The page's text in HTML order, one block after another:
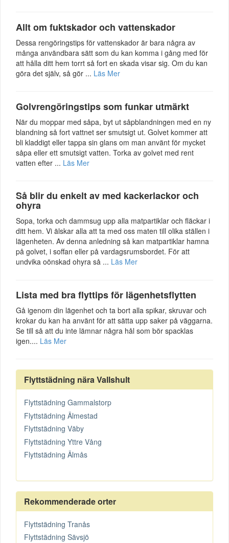
Allt om fuktskador och vattenskador
Dessa rengöringstips för vattenskador är bara några av
många användbara sätt som du kan komma i gång med för
att hålla ditt hem torrt så fort en skada visar sig. Om du kan
göra det själv, så gör ... Läs Mer
Golvrengöringstips som funkar utmärkt
När du moppar med såpa, byt ut såpblandningen med en ny
blandning så fort vattnet ser smutsigt ut. Golvet kommer att
bli kladdigt eller tappa sin glans om man använt för mycket
såpa eller ett smutsigt vatten. Torka av golvet med rent
vatten efter ... Läs Mer
Så blir du enkelt av med kackerlackor och
ohyra
Sopa, torka och dammsug upp alla matpartiklar och fläckar i
ditt hem. Vi älskar alla att ta med oss maten till olika ställen i
lägenheten. Av denna anledning så kan matpartiklar hamna
på golvet, i soffan eller på vardagsrumsbordet. För att
undvika oönskad ohyra så ... Läs Mer
Lista med bra flyttips för lägenhetsflytten
Gå igenom din lägenhet och ta bort alla spikar, skruvar och
krokar du kan ha använt för att sätta upp saker på väggarna.
Se till så att du inte lämnar några hål som bör spacklas
igen.... Läs Mer
Flyttstädning nära Vallshult
Flyttstädning Gammalstorp
Flyttstädning Älmestad
Flyttstädning Väby
Flyttstädning Yttre Vång
Flyttstädning Älmås
Rekommenderade orter
Flyttstädning Tranås
Flyttstädning Sävsjö